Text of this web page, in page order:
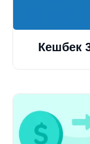
Кешбек